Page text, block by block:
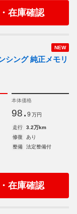
在庫確認
NEW
シング 純正メモリ
本体価格
98. 9 万円
走行
3.2万km
修復
あり
整備
法定整備付
在庫確認